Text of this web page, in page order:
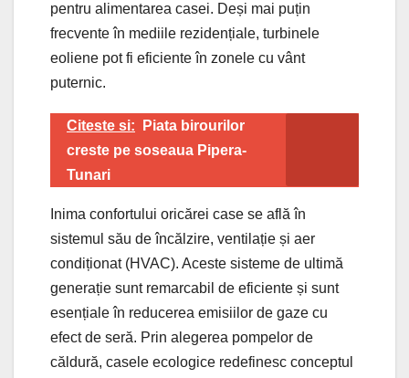
pentru alimentarea casei. Deși mai puțin
frecvente în mediile rezidențiale, turbinele
eoliene pot fi eficiente în zonele cu vânt
puternic.
Citeste si:
Piata birourilor
creste pe soseaua Pipera-
Tunari
Inima confortului oricărei case se află în
sistemul său de încălzire, ventilație și aer
condiționat (HVAC). Aceste sisteme de ultimă
generație sunt remarcabil de eficiente și sunt
esențiale în reducerea emisiilor de gaze cu
efect de seră. Prin alegerea pompelor de
căldură, casele ecologice redefinesc conceptul